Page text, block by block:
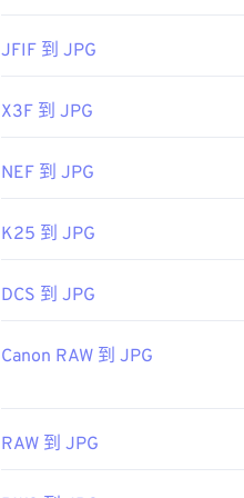
JFIF 到 JPG
X3F 到 JPG
NEF 到 JPG
K25 到 JPG
DCS 到 JPG
Canon RAW 到 JPG
RAW 到 JPG